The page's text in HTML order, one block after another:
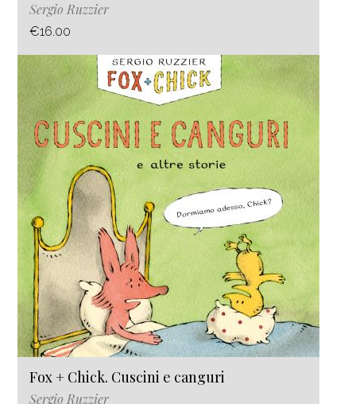
Sergio Ruzzier
€16.00
Fox + Chick. Cuscini e canguri
Sergio Ruzzier